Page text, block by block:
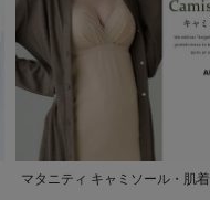
マタニティ キャミソール・肌着